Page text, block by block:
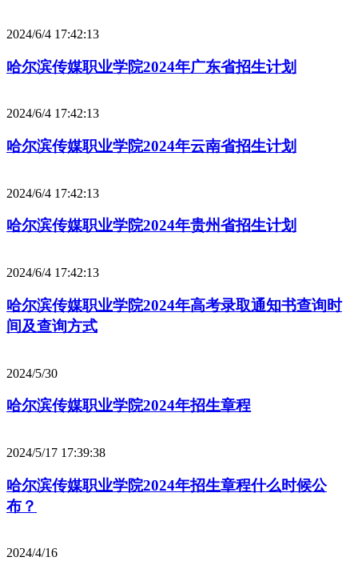
2024/6/4 17:42:13
哈尔滨传媒职业学院2024年广东省招生计划
2024/6/4 17:42:13
哈尔滨传媒职业学院2024年云南省招生计划
2024/6/4 17:42:13
哈尔滨传媒职业学院2024年贵州省招生计划
2024/6/4 17:42:13
哈尔滨传媒职业学院2024年高考录取通知书查询时
间及查询方式
2024/5/30
哈尔滨传媒职业学院2024年招生章程
2024/5/17 17:39:38
哈尔滨传媒职业学院2024年招生章程什么时候公
布？
2024/4/16